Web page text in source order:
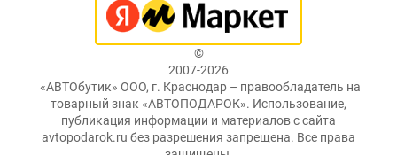
©
2007-2026
«АВТОбутик» ООО, г. Краснодар – правообладатель на
товарный знак «АВТОПОДАРОК». Использование,
публикация информации и материалов с сайта
avtopodarok.ru без разрешения запрещена. Все права